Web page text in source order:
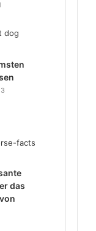
das